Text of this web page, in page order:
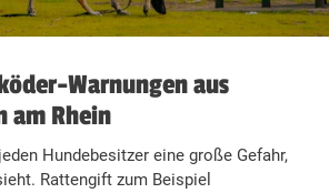
Warnungen aus
am Rhein
Hundebesitzer eine große Gefahr,
Rattengift zum Beispiel